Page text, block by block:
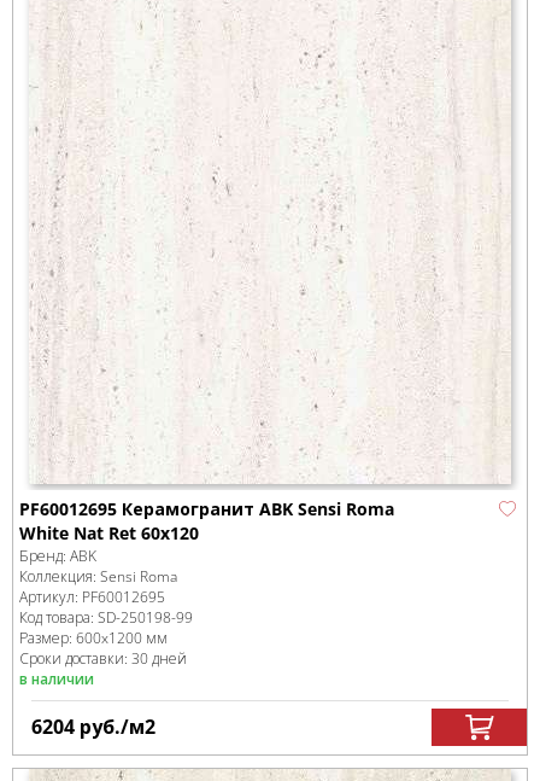
PF60012695 Керамогранит ABK Sensi Roma
White Nat Ret 60x120
Бренд: ABK
Коллекция: Sensi Roma
Артикул: PF60012695
Код товара: SD-250198-99
Размер: 600x1200 мм
Сроки доставки: 30 дней
в наличии
6204 руб./м2